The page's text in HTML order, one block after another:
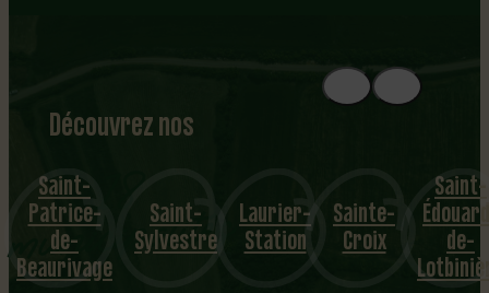
Découvrez nos
1
8
mu
nicipalités
Saint-
Patrice-
de-
Beaurivage
Saint-
Sylvestre
Laurier-
Station
Sainte-
Croix
Saint-
de-